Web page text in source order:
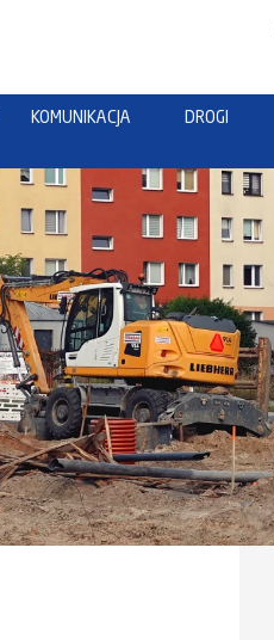
KOMUNIKACJA DROGI